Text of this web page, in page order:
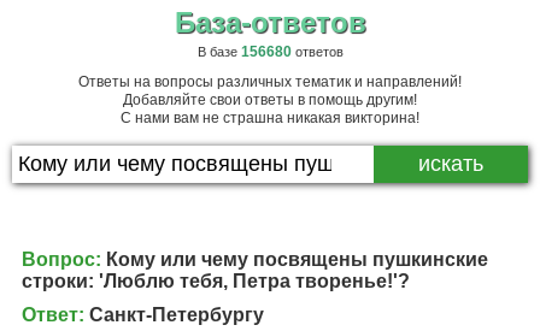
База-ответов
В базе 156680ответов
Ответы на вопросы различных тематик и направлений!
Добавляйте свои ответы в помощь другим!
С нами вам не страшна никакая викторина!
Вопрос: Кому или чему посвящены пушкинские
строки: 'Люблю тебя, Петра творенье!'?
Ответ: Санкт-Петербургу